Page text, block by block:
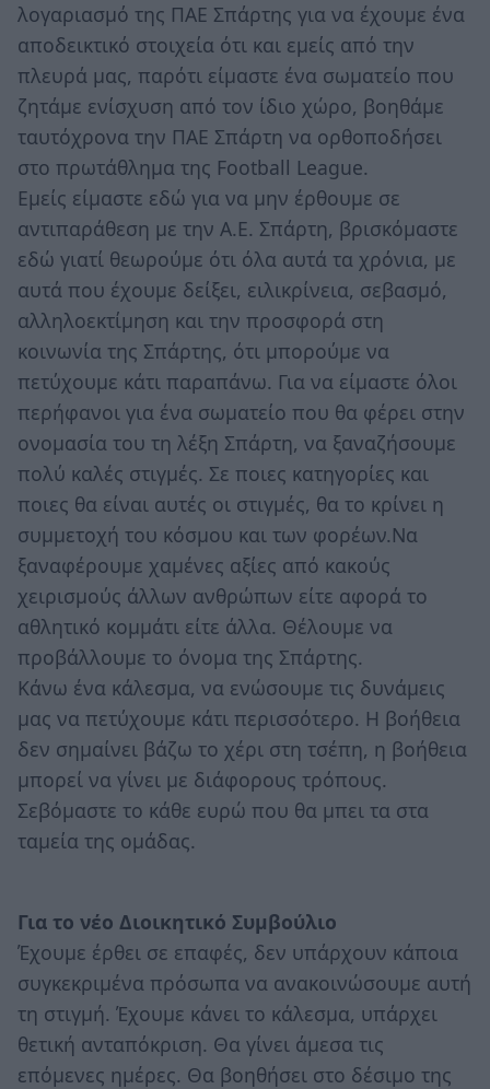
λογαριασμό της ΠΑΕ Σπάρτης για να έχουμε ένα
αποδεικτικό στοιχεία ότι και εμείς από την
πλευρά μας, παρότι είμαστε ένα σωματείο που
ζητάμε ενίσχυση από τον ίδιο χώρο, βοηθάμε
ταυτόχρονα την ΠΑΕ Σπάρτη να ορθοποδήσει
στο πρωτάθλημα της Football League.
Εμείς είμαστε εδώ για να μην έρθουμε σε
αντιπαράθεση με την Α.Ε. Σπάρτη, βρισκόμαστε
εδώ γιατί θεωρούμε ότι όλα αυτά τα χρόνια, με
αυτά που έχουμε δείξει, ειλικρίνεια, σεβασμό,
αλληλοεκτίμηση και την προσφορά στη
κοινωνία της Σπάρτης, ότι μπορούμε να
πετύχουμε κάτι παραπάνω. Για να είμαστε όλοι
περήφανοι για ένα σωματείο που θα φέρει στην
ονομασία του τη λέξη Σπάρτη, να ξαναζήσουμε
πολύ καλές στιγμές. Σε ποιες κατηγορίες και
ποιες θα είναι αυτές οι στιγμές, θα το κρίνει η
συμμετοχή του κόσμου και των φορέων.Να
ξαναφέρουμε χαμένες αξίες από κακούς
χειρισμούς άλλων ανθρώπων είτε αφορά το
αθλητικό κομμάτι είτε άλλα. Θέλουμε να
προβάλλουμε το όνομα της Σπάρτης.
Κάνω ένα κάλεσμα, να ενώσουμε τις δυνάμεις
μας να πετύχουμε κάτι περισσότερο. Η βοήθεια
δεν σημαίνει βάζω το χέρι στη τσέπη, η βοήθεια
μπορεί να γίνει με διάφορους τρόπους.
Σεβόμαστε το κάθε ευρώ που θα μπει τα στα
ταμεία της ομάδας.
Για το νέο Διοικητικό Συμβούλιο
Έχουμε έρθει σε επαφές, δεν υπάρχουν κάποια
συγκεκριμένα πρόσωπα να ανακοινώσουμε αυτή
τη στιγμή. Έχουμε κάνει το κάλεσμα, υπάρχει
θετική ανταπόκριση. Θα γίνει άμεσα τις
επόμενες ημέρες. Θα βοηθήσει στο δέσιμο της